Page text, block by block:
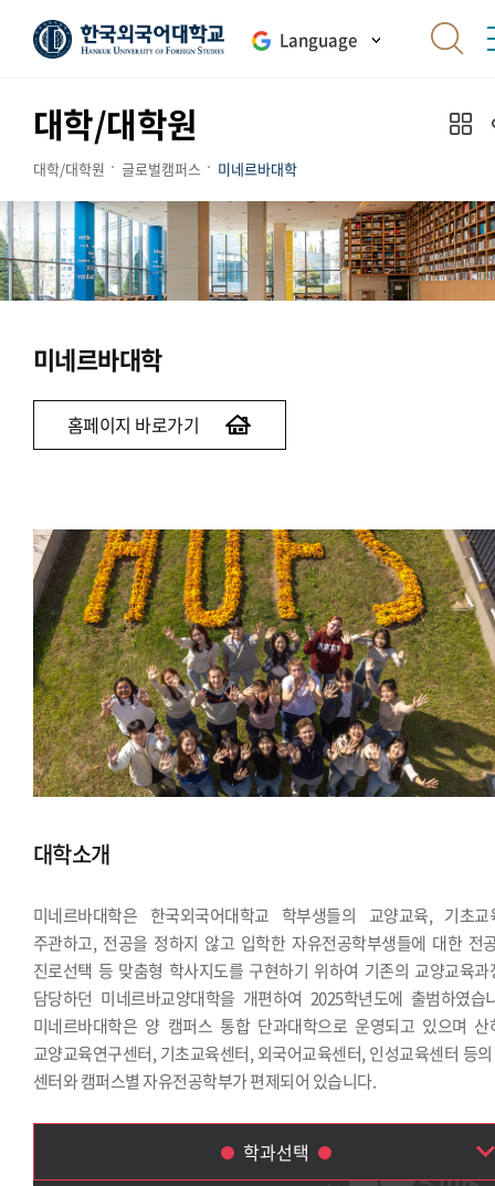
Language
대학/대학원
대학/대학원 글로벌캠퍼스 미네르바대학
미네르바대학
홈페이지 바로가기
대학소개
미네르바대학은 한국외국어대학교 학부생들의 교양교육, 기초교
주관하고, 전공을 정하지 않고 입학한 자유전공학부생들에 대한 전
진로선택 등 맞춤형 학사지도를 구현하기 위하여 기존의 교양교육과
담당하던 미네르바교양대학을 개편하여 2025학년도에 출범하였습
미네르바대학은 양 캠퍼스 통합 단과대학으로 운영되고 있으며 산
교양교육연구센터, 기초교육센터, 외국어교육센터, 인성교육센터 등
센터와 캠퍼스별 자유전공학부가 편제되어 있습니다.
학과선택